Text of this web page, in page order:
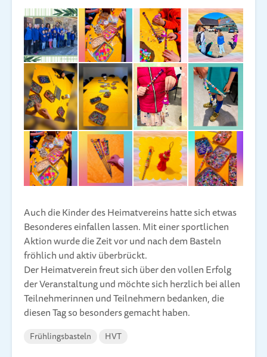
Auch die Kinder des Heimatvereins hatte sich etwas
Besonderes einfallen lassen. Mit einer sportlichen
Aktion wurde die Zeit vor und nach dem Basteln
fröhlich und aktiv überbrückt.
Der Heimatverein freut sich über den vollen Erfolg
der Veranstaltung und möchte sich herzlich bei allen
Teilnehmerinnen und Teilnehmern bedanken, die
diesen Tag so besonders gemacht haben.
Frühlingsbasteln HVT